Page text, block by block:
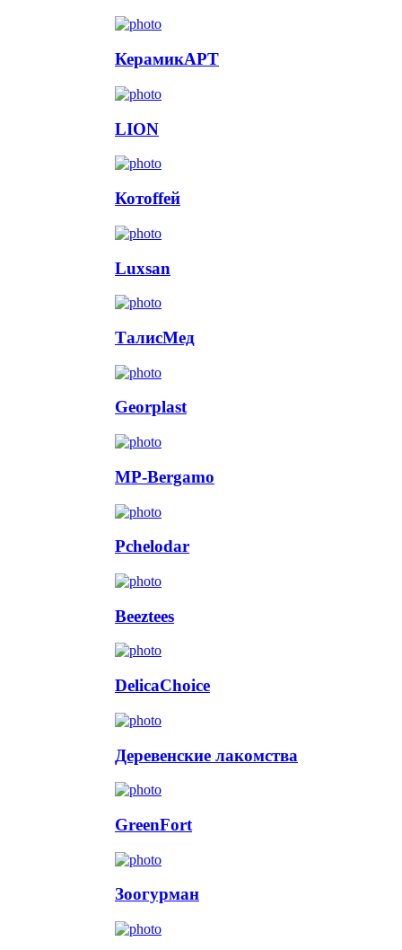
КерамикАРТ
LION
Котоffей
Luxsan
ТалисМед
Georplast
MP-Bergamo
Pchelodar
Beeztees
DelicaChoice
Деревенские лакомства
GreenFort
Зоогурман